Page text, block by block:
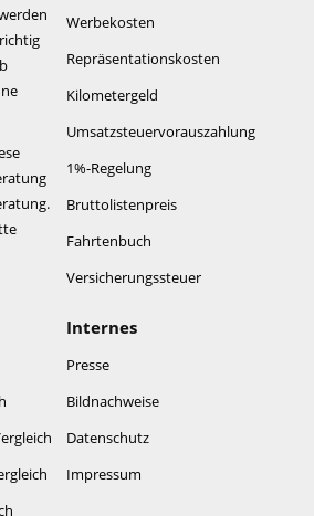
Werbekosten
Repräsentationskosten
Kilometergeld
Umsatzsteuervorauszahlung
1%-Regelung
Bruttolistenpreis
Fahrtenbuch
Versicherungssteuer
Internes
Presse
Bildnachweise
Datenschutz
Impressum